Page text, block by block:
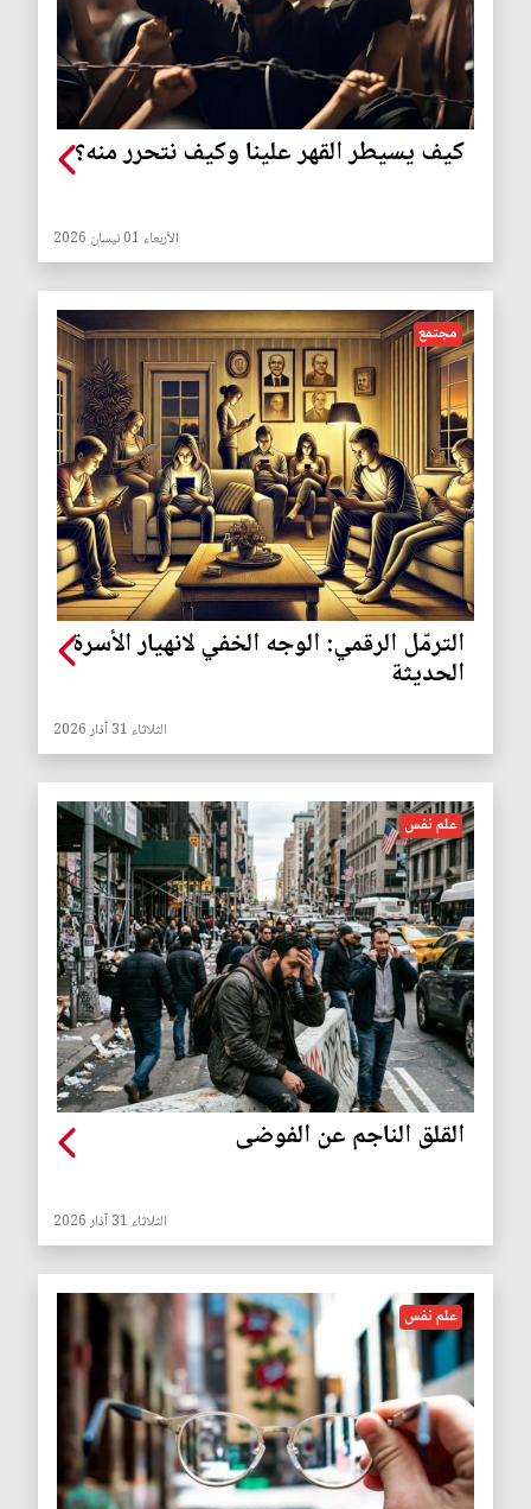
كيف يسيطر القهر علينا وكيف نتحرر منه؟
الأربعاء 01 نيسان 2026
مجتمع
الترمّل الرقمي: الوجه الخفي لانهيار الأسرة
الحديثة
الثلاثاء 31 آذار 2026
علم نفس
القلق الناجم عن الفوضى
الثلاثاء 31 آذار 2026
علم نفس